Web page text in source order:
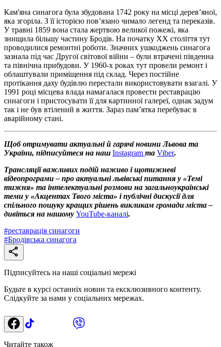
Кам'яна синагога була збудована 1742 року на місці дерев’яної,
яка згоріла. З її історією пов’язано чимало легенд та переказів.
У травні 1859 вона стала жертвою великої пожежі, яка
знищила більшу частину Бродів. На початку ХХ століття тут
проводилися ремонтні роботи. Значних ушкоджень синагога
зазнала під час Другої світової війни – були втрачені південна
та північна прибудови. У 1960-х роках тут провели ремонт і
облаштували приміщення під склад. Через постійне
протікання даху будівлю перестали використовувати взагалі. У
1991 році місцева влада намагалася провести реставрацію
синагоги і пристосувати її для картинної галереї, однак задум
так і не був втілений в життя. Зараз пам’ятка перебуває в
аварійному стані.
Щоб отримувати актуальні й гарячі новини Львова та
України, підписуйтеся на наш Instagram та Viber.
Трансляції важливих подій наживо і щотижневі
відеопрограми – про актуальні львівські питання у «Темі
тижня» та інтелектуальні розмови на загальноукраїнські
теми у «Акцентах Твого міста» і публічні дискусії для
спільного пошуку кращих рішень викликам громади міста –
дивіться на нашому YouTube-каналі.
#реставрація синагоги
#Бродівська синагога
Підписуйтесь на наші соціальні мережі
Будьте в курсі останніх новин та ексклюзивного контенту.
Слідкуйте за нами у соціальних мережах.
Читайте також